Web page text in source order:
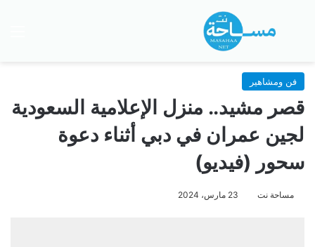
بحث عن
فن ومشاهير
قصر مشيد.. منزل الإعلامية السعودية
لجين عمران في دبي أثناء دعوة
سحور (فيديو)
مساحة نت 23 مارس، 2024